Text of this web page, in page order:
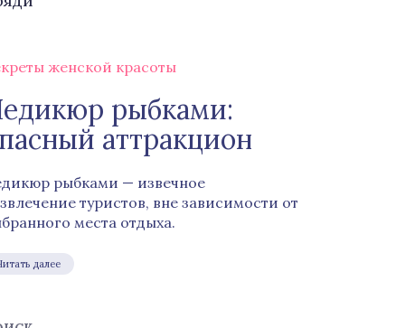
женской красоты
рыбками:
аттракцион
рыбками — извечное
туристов, вне зависимости от
места отдыха.
далее